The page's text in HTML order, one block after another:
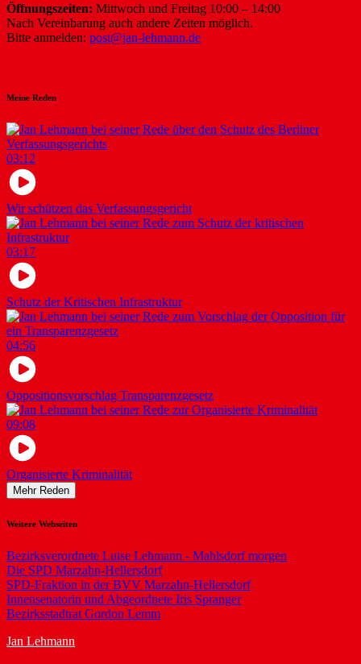
Öffnungszeiten: Mittwoch und Freitag 10:00 – 14:00
Nach Vereinbarung auch andere Zeiten möglich.
Bitte anmelden: post@jan-lehmann.de
Meine Reden
03:12
Wir schützen das Verfassungsgericht
03:17
Schutz der Kritischen Infrastruktur
04:56
Oppositionsvorschlag Transparenzgesetz
09:08
Organisierte Kriminalität
Mehr Reden
Weitere Webseiten
Bezirksverordnete Luise Lehmann - Mahlsdorf morgen
Die SPD Marzahn-Hellersdorf
SPD-Fraktion in der BVV Marzahn-Hellersdorf
Innensenatorin und Abgeordnete Iris Spranger
Bezirksstadtrat Gordon Lemm
Jan Lehmann